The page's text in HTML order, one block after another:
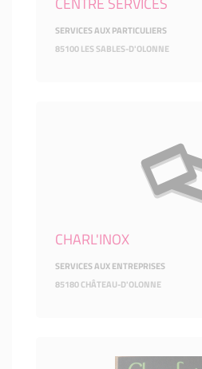
SERVICES AUX PARTICULIERS
85100 LES SABLES-D'OLONNE
CHARL'INOX
SERVICES AUX ENTREPRISES
85180 CHÂTEAU-D'OLONNE